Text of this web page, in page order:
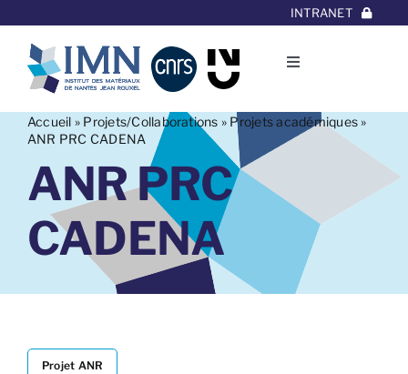
au
contenu
INTRANET
Toggle
L’Institut
Thématiques
Equipes
Projets/Collaborations
Contact
Accueil » Projets/Collaborations » Projets académiques»
ANR PRC CADENA
ANR PRC
CADENA
Projet ANR